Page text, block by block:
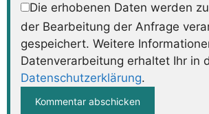
Die erhobenen Daten werden
der Bearbeitung der Anfrage
gespeichert. Weitere
Datenverarbeitung erhaltet Ihr in
Datenschutzerklärung.